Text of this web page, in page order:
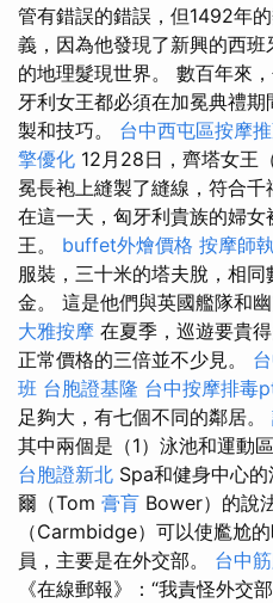
管有錯誤的錯誤，但1492年
義，因為他發現了新興的西
的地理髮現世界。 數百年來
牙利女王都必須在加冕典禮
製和技巧。 台中西屯區按摩
擎優化 12月28日，齊塔女王
冕長袍上縫製了縫線，符合千
在這一天，匈牙利貴族的婦
王。 buffet外燴價格 按摩師
服裝，三十米的塔夫脫，相
金。 這是他們與英國艦隊和
大雅按摩 在夏季，巡遊要貴
正常價格的三倍並不少見。
班 台胞證基隆 台中按摩排毒
足夠大，有七個不同的鄰居。
其中兩個是（1）泳池和運動
台胞證新北 Spa和健身中心
爾（Tom 膏肓 Bower）的說
（Carmbidge）可以使尷尬
員，主要是在外交部。 台中
《在線郵報》：“我責怪外交